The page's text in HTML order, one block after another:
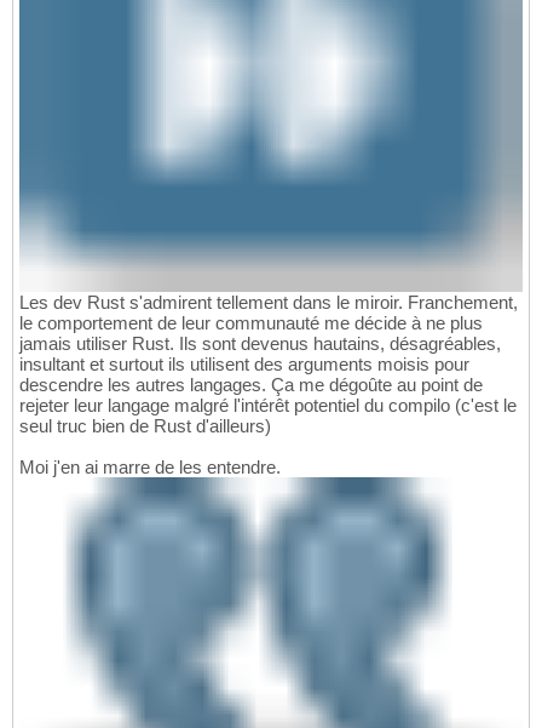
Les dev Rust s'admirent tellement dans le miroir. Franchement,
le comportement de leur communauté me décide à ne plus
jamais utiliser Rust. Ils sont devenus hautains, désagréables,
insultant et surtout ils utilisent des arguments moisis pour
descendre les autres langages. Ça me dégoûte au point de
rejeter leur langage malgré l'intérêt potentiel du compilo (c'est le
seul truc bien de Rust d'ailleurs)
Moi j'en ai marre de les entendre.